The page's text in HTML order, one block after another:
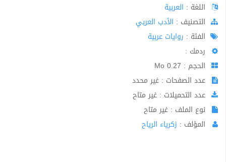
اللغة : العربية
اﻟﺘﺼﻨﻴﻒ : الأدب العربي
الفئة : روايات عربية
ردمك :
الحجم : 0.27 Mo
عدد الصفحات : غير محدد
عدد التحميلات : غير متاح
نوع الملف : غير متاح
المؤلف : زكرياء الرياح